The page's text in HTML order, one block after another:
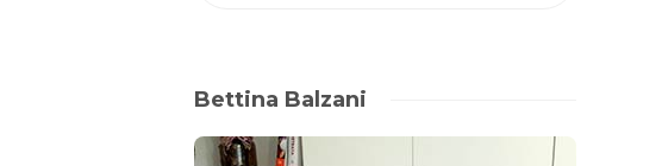
Bettina Balzani